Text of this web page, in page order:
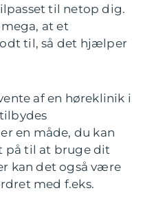
til netop dig.
at et
til, så det hjælper
af en høreklinik i
en måde, du kan
på til at bruge dit
kan det også være
med f.eks.